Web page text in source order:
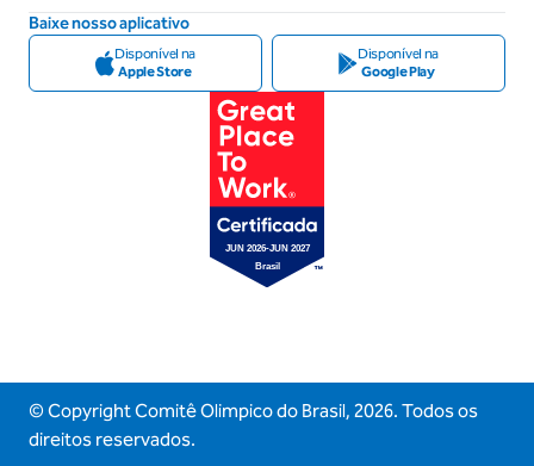
Baixe nosso aplicativo
Disponível na
Apple Store
Disponível na
Google Play
© Copyright Comitê Olimpico do Brasil, 2026. Todos os
direitos reservados.